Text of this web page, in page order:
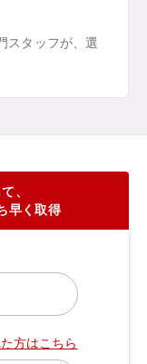
スタッフが、選
、
早く取得
方はこちら